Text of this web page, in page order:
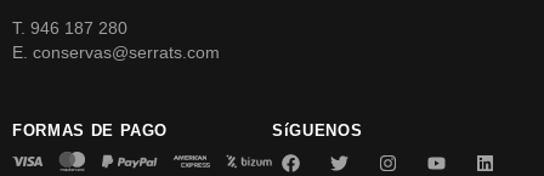
T. 946 187 280
E. conservas@serrats.com
FORMAS DE PAGO SíGUENOS